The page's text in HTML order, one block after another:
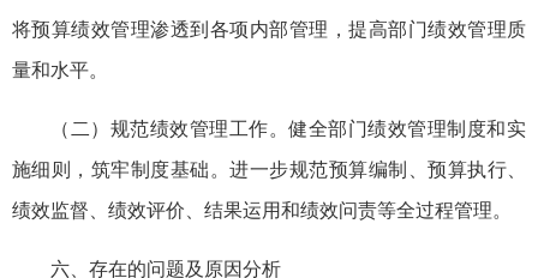
将预算绩效管理渗透到各项内部管理，提高部门绩效管理质
量和水平。
（二）规范绩效管理工作。健全部门绩效管理制度和实
施细则，筑牢制度基础。进一步规范预算编制、预算执行、
绩效监督、绩效评价、结果运用和绩效问责等全过程管理。
六、存在的问题及原因分析